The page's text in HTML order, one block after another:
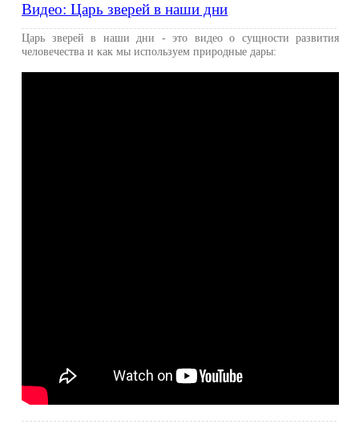
Видео: Царь зверей в наши дни
Царь зверей в наши дни - это видео о сущности развития
человечества и как мы используем природные дары: